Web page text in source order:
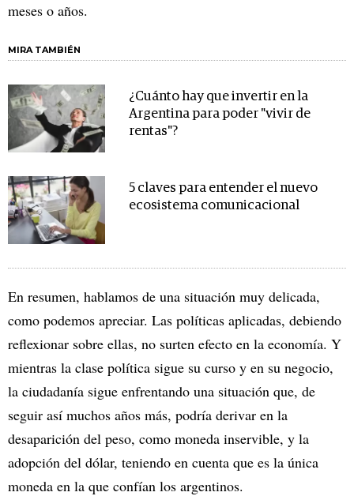
meses o años.
MIRA TAMBIÉN
¿Cuánto hay que invertir en la
Argentina para poder "vivir de
rentas"?
5 claves para entender el nuevo
ecosistema comunicacional
En resumen, hablamos de una situación muy delicada,
como podemos apreciar. Las políticas aplicadas, debiendo
reflexionar sobre ellas, no surten efecto en la economía. Y
mientras la clase política sigue su curso y en su negocio,
la ciudadanía sigue enfrentando una situación que, de
seguir así muchos años más, podría derivar en la
desaparición del peso, como moneda inservible, y la
adopción del dólar, teniendo en cuenta que es la única
moneda en la que confían los argentinos.